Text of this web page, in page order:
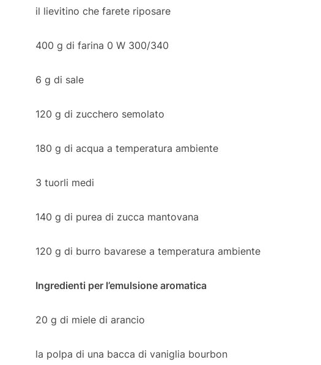
il lievitino che farete riposare
400 g di farina 0 W 300/340
6 g di sale
120 g di zucchero semolato
180 g di acqua a temperatura ambiente
3 tuorli medi
140 g di purea di zucca mantovana
120 g di burro bavarese a temperatura ambiente
Ingredienti per l’emulsione aromatica
20 g di miele di arancio
la polpa di una bacca di vaniglia bourbon